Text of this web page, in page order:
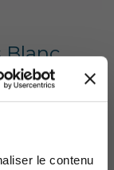
le contenu
Blanc